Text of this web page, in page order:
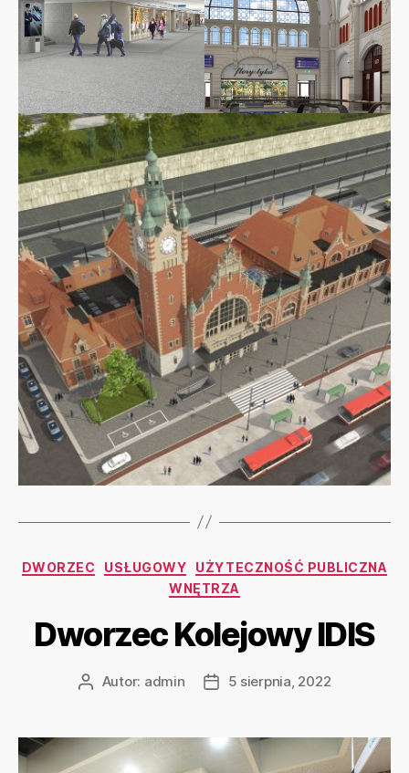
DWORZEC USŁUGOWY
UŻYTECZNOŚĆ PUBLICZNA
WNĘTRZA
Dworzec Kolejowy IDIS
Autor: admin 5 sierpnia, 2022